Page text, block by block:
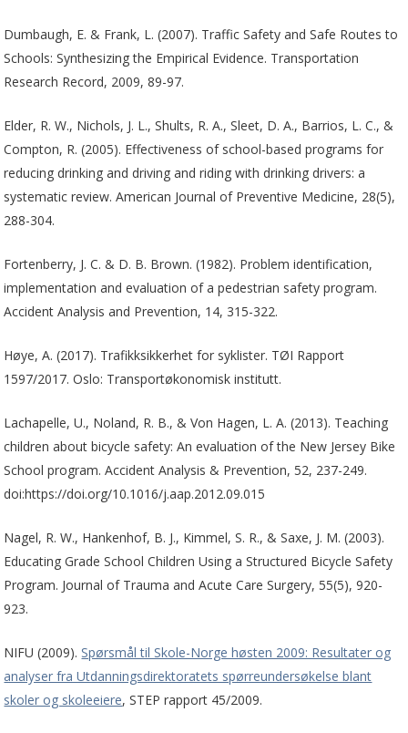
Dumbaugh, E. & Frank, L. (2007). Traffic Safety and Safe Routes to
Schools: Synthesizing the Empirical Evidence. Transportation
Research Record, 2009, 89-97.
Elder, R. W., Nichols, J. L., Shults, R. A., Sleet, D. A., Barrios, L. C., &
Compton, R. (2005). Effectiveness of school-based programs for
reducing drinking and driving and riding with drinking drivers: a
systematic review. American Journal of Preventive Medicine, 28(5),
288-304.
Fortenberry, J. C. & D. B. Brown. (1982). Problem identification,
implementation and evaluation of a pedestrian safety program.
Accident Analysis and Prevention, 14, 315-322.
Høye, A. (2017). Trafikksikkerhet for syklister. TØI Rapport
1597/2017. Oslo: Transportøkonomisk institutt.
Lachapelle, U., Noland, R. B., & Von Hagen, L. A. (2013). Teaching
children about bicycle safety: An evaluation of the New Jersey Bike
School program. Accident Analysis & Prevention, 52, 237-249.
doi:https://doi.org/10.1016/j.aap.2012.09.015
Nagel, R. W., Hankenhof, B. J., Kimmel, S. R., & Saxe, J. M. (2003).
Educating Grade School Children Using a Structured Bicycle Safety
Program. Journal of Trauma and Acute Care Surgery, 55(5), 920-
923.
NIFU (2009). Spørsmål til Skole-Norge høsten 2009: Resultater og
analyser fra Utdanningsdirektoratets spørreundersøkelse blant
skoler og skoleeiere, STEP rapport 45/2009.